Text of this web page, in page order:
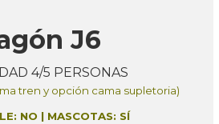
J6
4/5 PERSONAS
tren y opción cama supletoria)
NO | MASCOTAS: SÍ